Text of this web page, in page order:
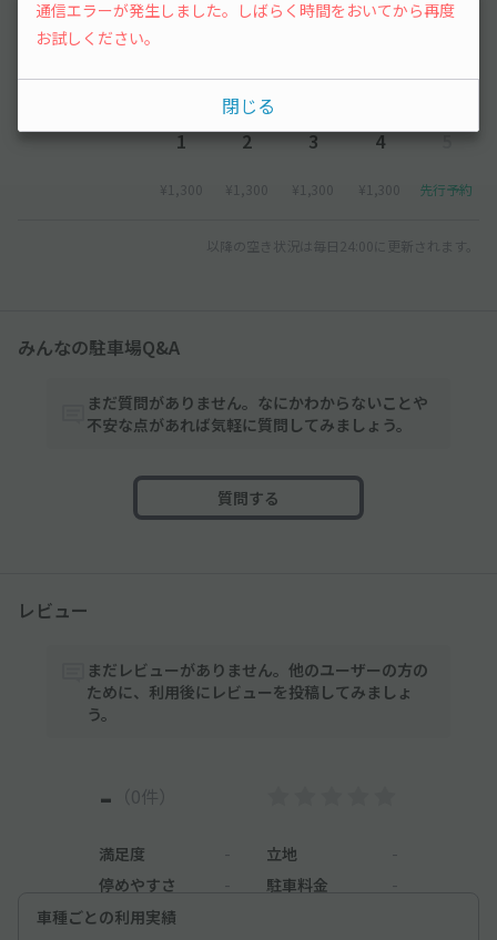
¥1,300 ¥1,300
2026年9月
1
¥1,300
2
¥1,300
3
¥1,300
4
¥1,300
5
先行予約
以降の空き状況は毎日24:00に更新されます。
みんなの駐車場Q&A
まだ質問がありません。なにかわからないことや
不安な点があれば気軽に質問してみましょう。
質問する
レビュー
まだレビューがありません。他のユーザーの方の
ために、利用後にレビューを投稿してみましょ
う。
- （0件）
満足度 立地
停めやすさ
駐車料金
車種ごとの利用実績
通信エラーが発生しました。しばらく時間をおいてから再度
お試しください。
閉じる